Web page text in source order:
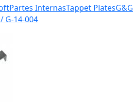
Partes InternasTappet PlatesG&G
G-14-004